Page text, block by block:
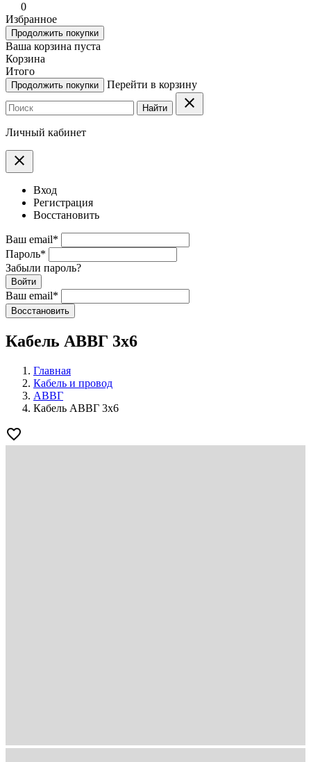
0
Избранное
Продолжить покупки
Ваша корзина пуста
Корзина
Итого
Продолжить покупки Перейти в корзину
Найти clear
Личный кабинет
clear
Вход
Регистрация
Восстановить
Ваш email*
Пароль*
Забыли пароль?
Войти
Ваш email*
Воcстановить
Кабель АВВГ 3х6
Главная
Кабель и провод
АВВГ
Кабель АВВГ 3х6
favorite_border